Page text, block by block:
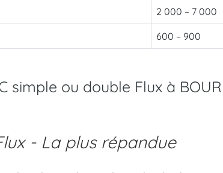
2 000 – 7 000
600 – 900
simple ou double Flux à
- La plus répandue